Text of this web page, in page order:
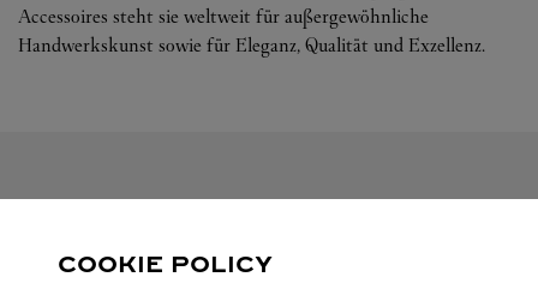
Accessoires steht sie weltweit für außergewöhnliche
Handwerkskunst sowie für Eleganz, Qualität und Exzellenz.
Visit us on Facebook
Link Opens in New Tab
COOKIE POLICY